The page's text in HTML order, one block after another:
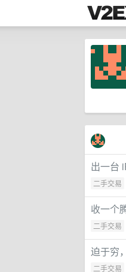
出一台
二手交易
收一个
二手交易
迫于穷
二手交易